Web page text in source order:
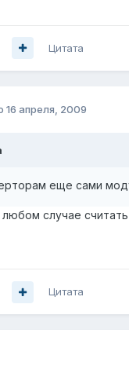
Цитата
16 апреля, 2009
еще сами
любом случае считать
Цитата